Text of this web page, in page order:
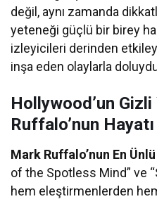
değil, aynı zamanda
yeteneği güçlü bir birey
izleyicileri derinden
inşa eden olaylarla
Hollywood’un Gizli
Ruffalo’nun
Mark Ruffalo’nun En
of the Spotless Mind” ve
hem eleştirmenlerden